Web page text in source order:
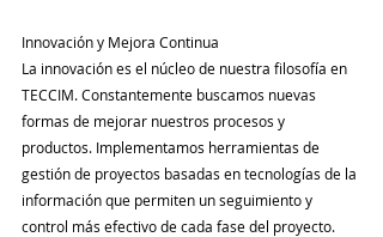
Innovación y Mejora Continua
La innovación es el núcleo de nuestra filosofía en
TECCIM. Constantemente buscamos nuevas
formas de mejorar nuestros procesos y
productos. Implementamos herramientas de
gestión de proyectos basadas en tecnologías de la
información que permiten un seguimiento y
control más efectivo de cada fase del proyecto.